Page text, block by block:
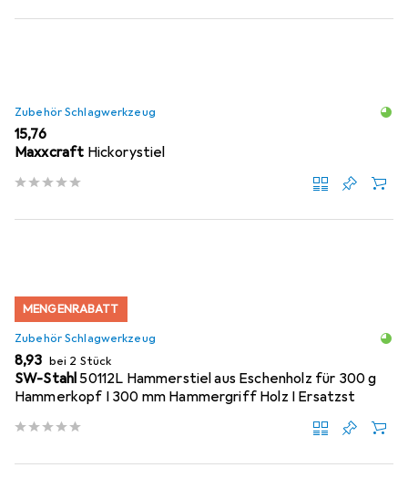
Zubehör Schlagwerkzeug
EUR
15,76
Maxxcraft Hickorystiel
MENGENRABATT
Zubehör Schlagwerkzeug
EUR
8,93 bei 2 Stück
SW-Stahl50112L Hammerstiel aus Eschenholz für 300 g
Hammerkopf I 300 mm Hammergriff Holz I Ersatzst